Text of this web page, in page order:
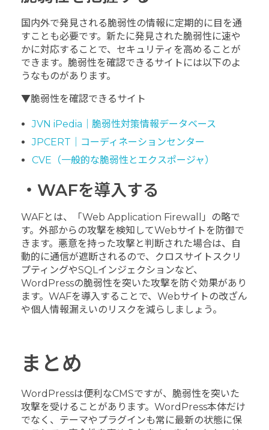
国内外で発見される脆弱性の情報に定期的に目を通
すことも必要です。新たに発見された脆弱性に速や
かに対応することで、セキュリティを高めることが
できます。脆弱性を確認できるサイトには以下のよ
うなものがあります。
▼脆弱性を確認できるサイト
JVN iPedia｜脆弱性対策情報データベース
JPCERT｜コーディネーションセンター
CVE（一般的な脆弱性とエクスポージャ）
・WAFを導入する
WAFとは、「Web Application Firewall」の略で
す。外部からの攻撃を検知してWebサイトを防御で
きます。悪意を持った攻撃と判断された場合は、自
動的に通信が遮断されるので、クロスサイトスクリ
プティングやSQLインジェクションなど、
WordPressの脆弱性を突いた攻撃を防ぐ効果があり
ます。WAFを導入することで、Webサイトの改ざん
や個人情報漏えいのリスクを減らしましょう。
まとめ
WordPressは便利なCMSですが、脆弱性を突いた
攻撃を受けることがあります。WordPress本体だけ
でなく、テーマやプラグインも常に最新の状態に保